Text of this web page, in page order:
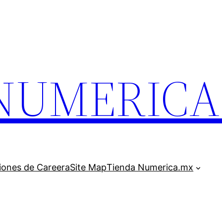
de CareeraSite MapTienda Numerica.mx